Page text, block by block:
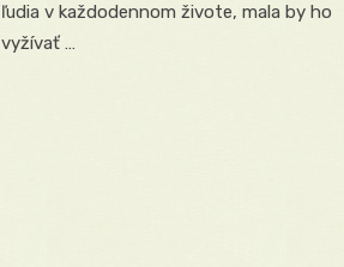
ľudia v každodennom živote, mala by ho
vyžívať …